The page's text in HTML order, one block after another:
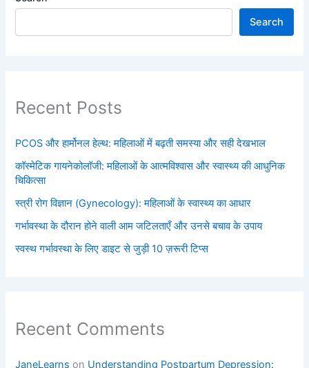
Search
Recent Posts
PCOS और हार्मोनल हेल्थ: महिलाओं में बढ़ती समस्या और सही देखभाल
कॉस्मेटिक गायनेकोलॉजी: महिलाओं के आत्मविश्वास और स्वास्थ्य की आधुनिक
चिकित्सा
स्त्री रोग विज्ञान (Gynecology): महिलाओं के स्वास्थ्य का आधार
गर्भावस्था के दौरान होने वाली आम जटिलताएँ और उनसे बचाव के उपाय
स्वस्थ गर्भावस्था के लिए डाइट से जुड़ी 10 ज़रूरी टिप्स
Recent Comments
JaneLearns on Understanding Postpartum Depression: